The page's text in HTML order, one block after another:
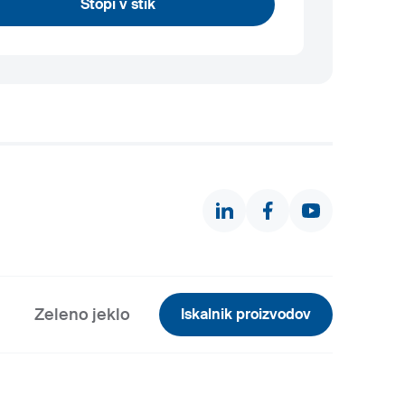
Stopi v stik
Zeleno jeklo Iskalnik proizvodov